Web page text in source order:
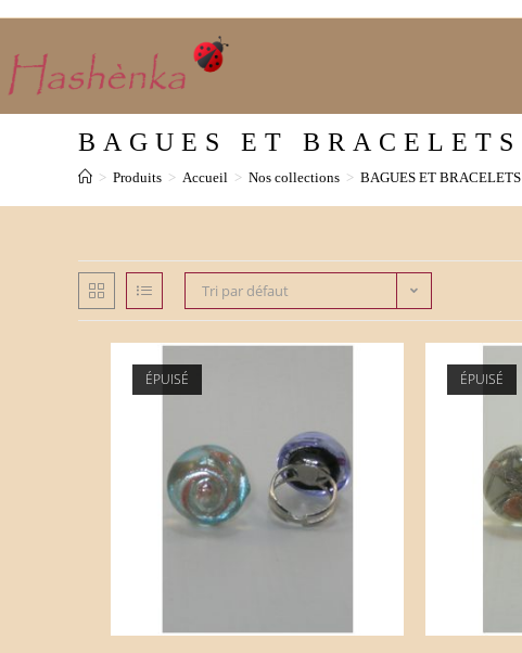
Skip
content
BAGUES ET BRACELETS
> Produits > Accueil > Nos collections > BAGUES ET BRACELETS
Tri par défaut
ÉPUISÉ ÉPUISÉ